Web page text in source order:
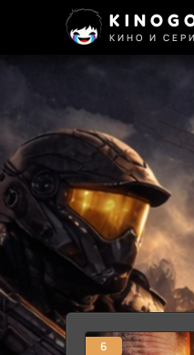
КИНО И
6